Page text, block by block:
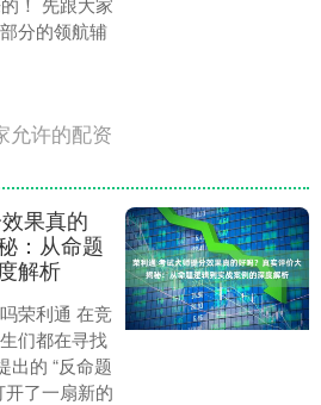
分的领航辅
允许的配资
果真的
：从命题
解析
荣利通 在竞
们都在寻找
出的 “反命题
开了一扇新的